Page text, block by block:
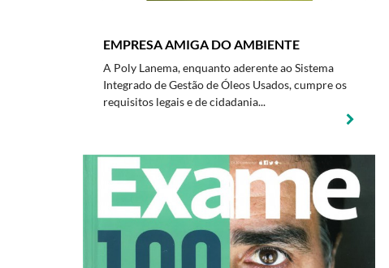
EMPRESA AMIGA DO AMBIENTE
A Poly Lanema, enquanto aderente ao Sistema
Integrado de Gestão de Óleos Usados, cumpre os
requisitos legais e de cidadania...